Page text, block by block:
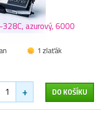
azurový, 6000
1 zlaťák
+ DO KOŠÍKU